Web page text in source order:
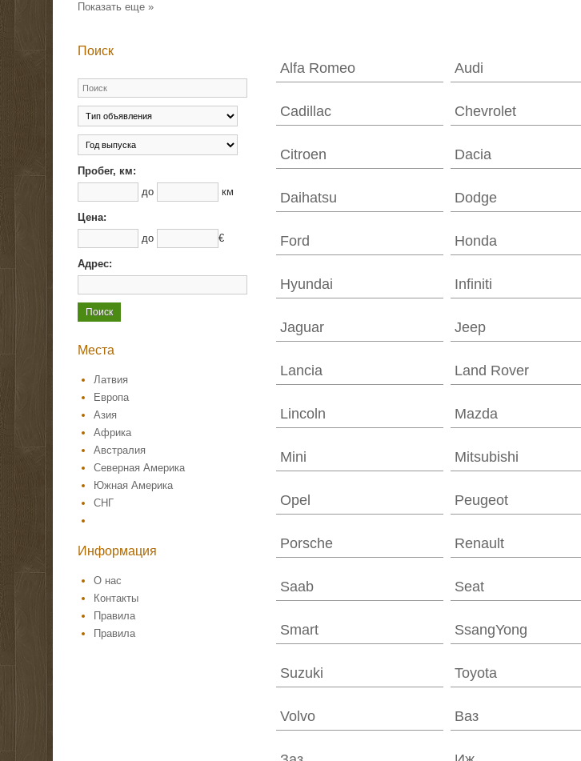
Показать еще »
Поиск
Пробег, км:
до
км
Цена:
до
€
Адрес:
Места
Латвия
Европа
Азия
Африка
Австралия
Северная Америка
Южная Америка
СНГ
Информация
О нас
Контакты
Правила
Правила
Alfa Romeo Audi
Cadillac Chevrolet
Citroen Dacia
Daihatsu Dodge
Ford Honda
Hyundai Infiniti
Jaguar Jeep
Lancia Land Rover
Lincoln Mazda
Mini Mitsubishi
Opel Peugeot
Porsche Renault
Saab Seat
Smart SsangYong
Suzuki Toyota
Volvo Ваз